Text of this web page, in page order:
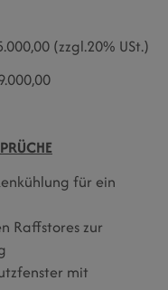
(zzgl.20% USt.)
für ein
Raffstores zur
mit